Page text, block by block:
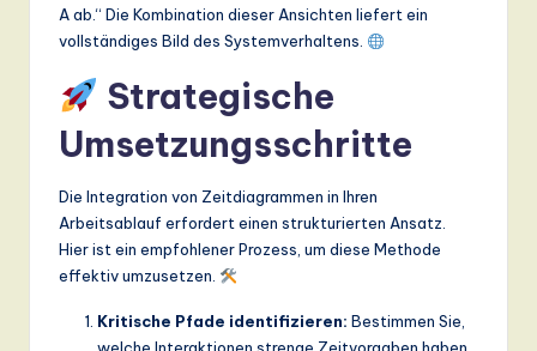
A ab.“ Die Kombination dieser Ansichten liefert ein
vollständiges Bild des Systemverhaltens.
Strategische
Umsetzungsschritte
Die Integration von Zeitdiagrammen in Ihren
Arbeitsablauf erfordert einen strukturierten Ansatz.
Hier ist ein empfohlener Prozess, um diese Methode
effektiv umzusetzen.
Kritische Pfade identifizieren: Bestimmen Sie,